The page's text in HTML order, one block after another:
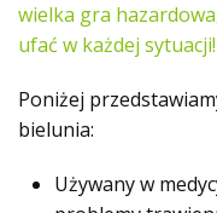
wielka gra
ufać w każdej sytuacji!
Poniżej
bielunia:
Używany w